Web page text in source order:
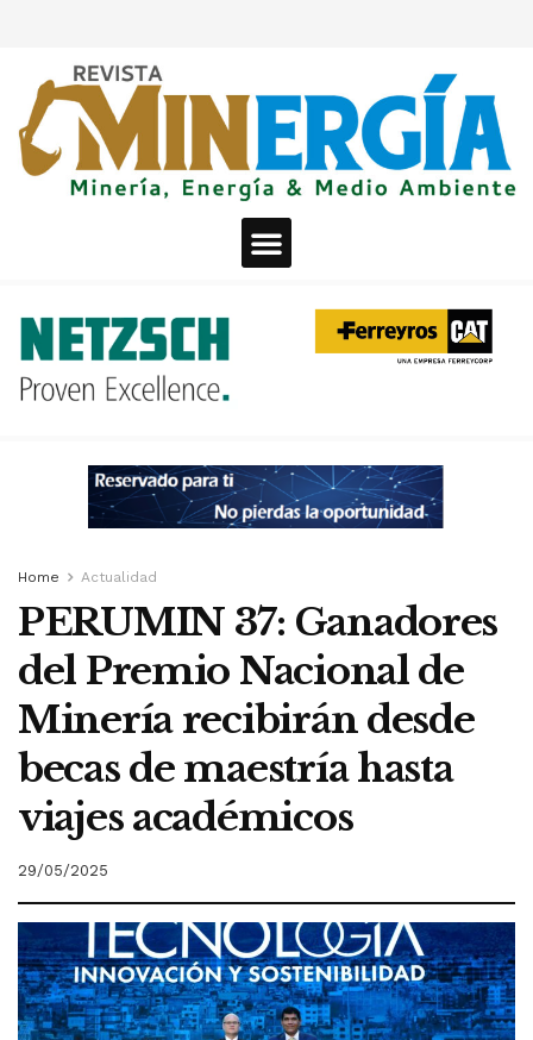
Home Actualidad
PERUMIN 37: Ganadores
del Premio Nacional de
Minería recibirán desde
becas de maestría hasta
viajes académicos
29/05/2025